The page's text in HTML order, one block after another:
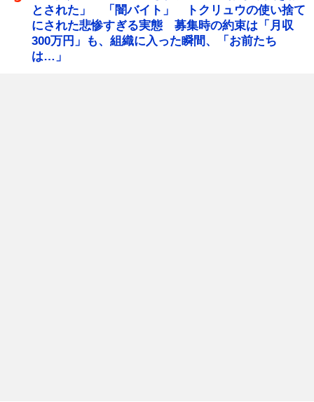
とされた」 「闇バイト」 トクリュウの使い捨て
にされた悲惨すぎる実態 募集時の約束は「月収
300万円」も、組織に入った瞬間、「お前たち
は…」